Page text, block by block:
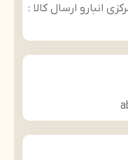
انبارو ارسال کالا :